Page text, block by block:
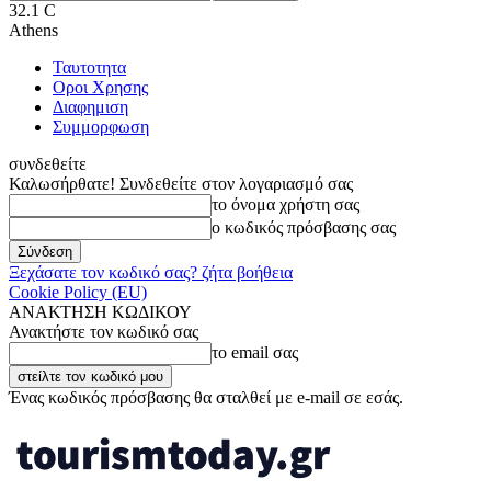
32.1 C
Athens
Ταυτοτητα
Οροι Χρησης
Διαφημιση
Συμμορφωση
συνδεθείτε
Καλωσήρθατε! Συνδεθείτε στον λογαριασμό σας
το όνομα χρήστη σας
ο κωδικός πρόσβασης σας
Ξεχάσατε τον κωδικό σας? ζήτα βοήθεια
Cookie Policy (EU)
ΑΝΑΚΤΗΣΗ ΚΩΔΙΚΟΥ
Ανακτήστε τον κωδικό σας
το email σας
Ένας κωδικός πρόσβασης θα σταλθεί με e-mail σε εσάς.